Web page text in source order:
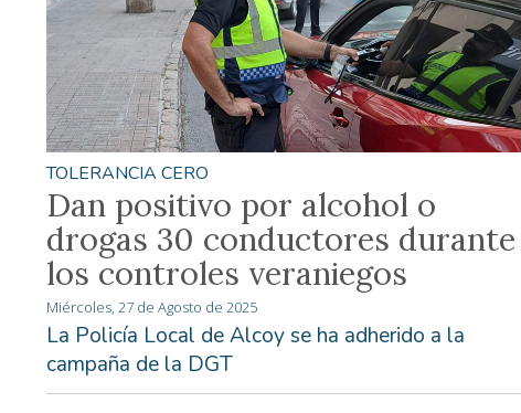
TOLERANCIA CERO
Dan positivo por alcohol o
drogas 30 conductores durante
los controles veraniegos
Miércoles, 27 de Agosto de 2025
La Policía Local de Alcoy se ha adherido a la
campaña de la DGT